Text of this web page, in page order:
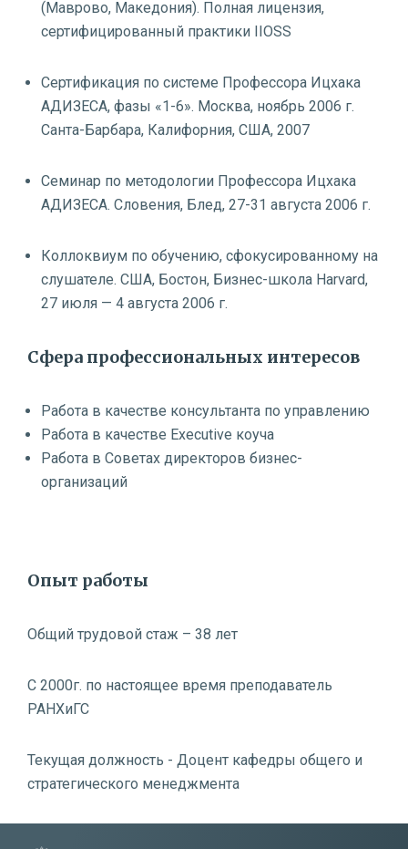
(Маврово, Македония). Полная лицензия,
сертифицированный практики IIOSS
Сертификация по системе Профессора Ицхака
АДИЗЕСА, фазы «1-6». Москва, ноябрь 2006 г.
Санта-Барбара, Калифорния, США, 2007
Семинар по методологии Профессора Ицхака
АДИЗЕСА. Словения, Блед, 27-31 августа 2006 г.
Коллоквиум по обучению, сфокусированному на
слушателе. США, Бостон, Бизнес-школа Harvard,
27 июля — 4 августа 2006 г.
Сфера профессиональных интересов
Работа в качестве консультанта по управлению
Работа в качестве Executive коуча
Работа в Советах директоров бизнес-
организаций
Опыт работы
Общий трудовой стаж – 38 лет
С 2000г. по настоящее время преподаватель
РАНХиГС
Текущая должность - Доцент кафедры общего и
стратегического менеджмента